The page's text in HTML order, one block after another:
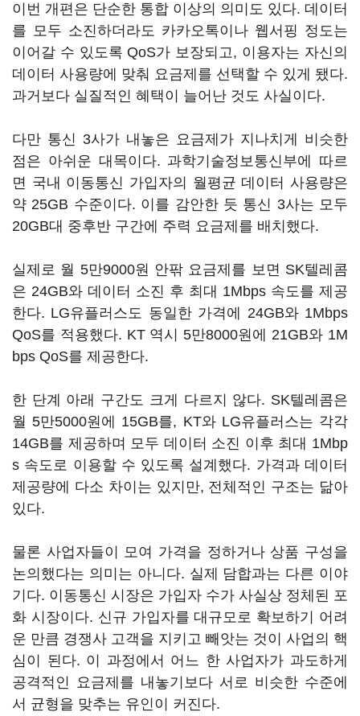
이번 개편은 단순한 통합 이상의 의미도 있다. 데이터
를 모두 소진하더라도 카카오톡이나 웹서핑 정도는
이어갈 수 있도록 QoS가 보장되고, 이용자는 자신의
데이터 사용량에 맞춰 요금제를 선택할 수 있게 됐다.
과거보다 실질적인 혜택이 늘어난 것도 사실이다.
다만 통신 3사가 내놓은 요금제가 지나치게 비슷한
점은 아쉬운 대목이다. 과학기술정보통신부에 따르
면 국내 이동통신 가입자의 월평균 데이터 사용량은
약 25GB 수준이다. 이를 감안한 듯 통신 3사는 모두
20GB대 중후반 구간에 주력 요금제를 배치했다.
실제로 월 5만9000원 안팎 요금제를 보면 SK텔레콤
은 24GB와 데이터 소진 후 최대 1Mbps 속도를 제공
한다. LG유플러스도 동일한 가격에 24GB와 1Mbps
QoS를 적용했다. KT 역시 5만8000원에 21GB와 1M
bps QoS를 제공한다.
한 단계 아래 구간도 크게 다르지 않다. SK텔레콤은
월 5만5000원에 15GB를, KT와 LG유플러스는 각각
14GB를 제공하며 모두 데이터 소진 이후 최대 1Mbp
s 속도로 이용할 수 있도록 설계했다. 가격과 데이터
제공량에 다소 차이는 있지만, 전체적인 구조는 닮아
있다.
물론 사업자들이 모여 가격을 정하거나 상품 구성을
논의했다는 의미는 아니다. 실제 담합과는 다른 이야
기다. 이동통신 시장은 가입자 수가 사실상 정체된 포
화 시장이다. 신규 가입자를 대규모로 확보하기 어려
운 만큼 경쟁사 고객을 지키고 빼앗는 것이 사업의 핵
심이 된다. 이 과정에서 어느 한 사업자가 과도하게
공격적인 요금제를 내놓기보다 서로 비슷한 수준에
서 균형을 맞추는 유인이 커진다.